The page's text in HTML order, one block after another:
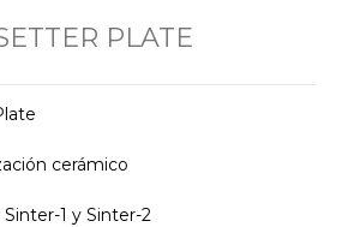
PLATE
cerámico
1 y Sinter-2